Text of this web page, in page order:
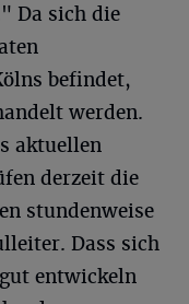
Da sich die
befindet,
werden.
aktuellen
derzeit die
stundenweise
Dass sich
entwickeln